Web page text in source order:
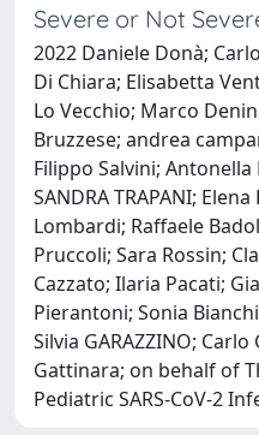
Severe or Not
2022 Daniele Donà;
Di Chiara; Elisabetta
Lo Vecchio; Marco
Bruzzese; andrea
Filippo Salvini;
SANDRA TRAPANI;
Lombardi; Raffaele
Pruccoli; Sara Rossin;
Cazzato; Ilaria Pacati;
Pierantoni; Sonia
Silvia GARAZZINO;
Gattinara; on behalf of
Pediatric SARS-CoV-2